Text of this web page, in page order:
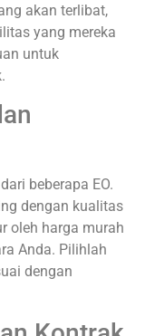
akan terlibat,
yang mereka
untuk
beberapa EO.
dengan kualitas
oleh harga murah
Anda. Pilihlah
dengan